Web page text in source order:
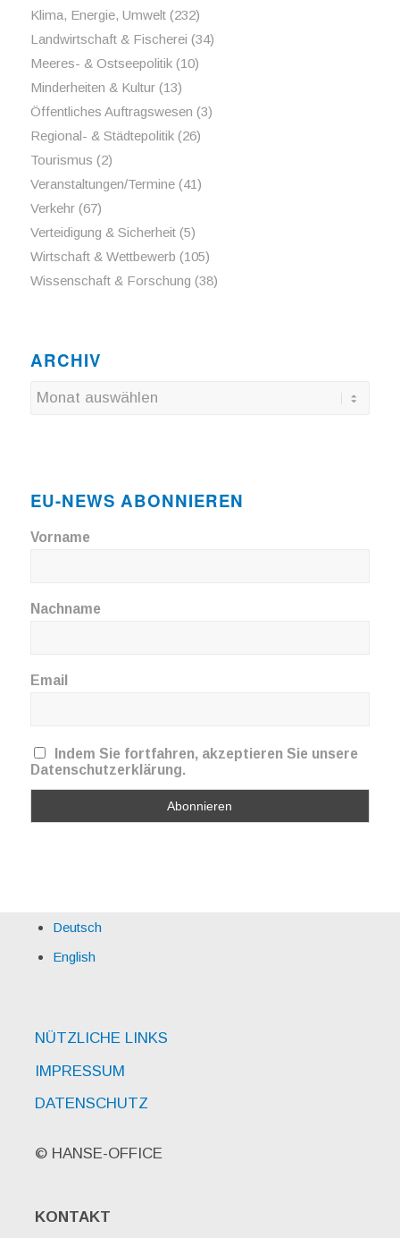
Klima, Energie, Umwelt(232)
Landwirtschaft & Fischerei (34)
Meeres- & Ostseepolitik(10)
Minderheiten & Kultur(13)
Öffentliches Auftragswesen (3)
Regional- & Städtepolitik(26)
Tourismus (2)
Veranstaltungen/Termine(41)
Verkehr(67)
Verteidigung & Sicherheit(5)
Wirtschaft & Wettbewerb (105)
Wissenschaft & Forschung (38)
ARCHIV
EU-NEWS ABONNIEREN
Vorname
Nachname
Email
Indem Sie fortfahren, akzeptieren Sie unsere
Datenschutzerklärung.
Deutsch
English
NÜTZLICHE LINKS
IMPRESSUM
DATENSCHUTZ
© HANSE-OFFICE
KONTAKT